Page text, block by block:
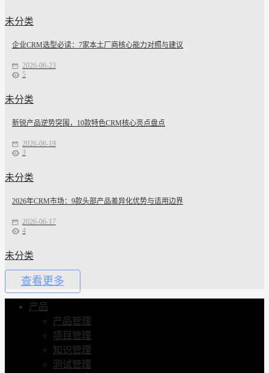
未分类
企业CRM选型必读：7家本土厂商核心能力对照与建议
2026-06-23
5
未分类
新锐产品逆势突围，10款特色CRM核心亮点盘点
2026-06-19
3
未分类
2026年CRM市场：9款头部产品差异化优势与适用边界
2026-06-17
4
未分类
查看更多
产品
产品管理
项目管理
知识管理
测试管理